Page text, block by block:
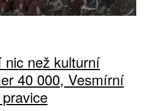
nic než kulturní
40 000, Vesmírní